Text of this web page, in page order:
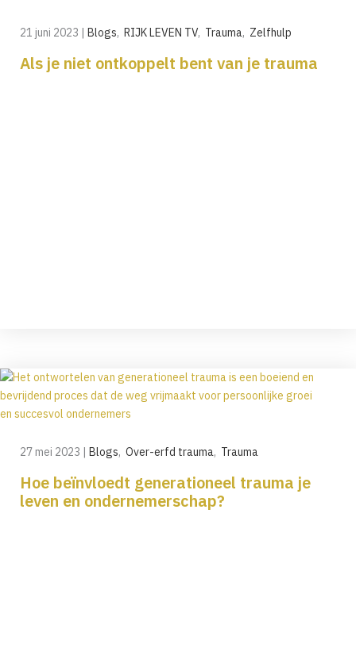
21 juni 2023 | Blogs, RIJK LEVEN TV, Trauma, Zelfhulp
Als je niet ontkoppelt bent van je trauma
27 mei 2023 | Blogs, Over-erfd trauma, Trauma
Hoe beïnvloedt generationeel trauma je
leven en ondernemerschap?